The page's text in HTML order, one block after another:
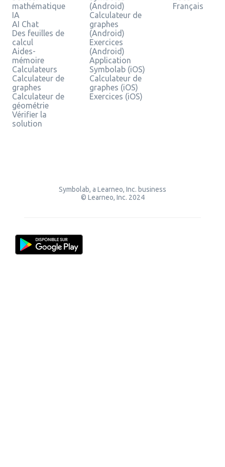
mathématique
IA
AI Chat
Des feuilles de
calcul
Aides-
mémoire
Calculateurs
Calculateur de
graphes
Calculateur de
géométrie
Vérifier la
solution
(Android)
Calculateur de
graphes
(Android)
Exercices
(Android)
Application
Symbolab (iOS)
Calculateur de
graphes (iOS)
Exercices (iOS)
Français
Symbolab, a Learneo, Inc. business
© Learneo, Inc. 2024